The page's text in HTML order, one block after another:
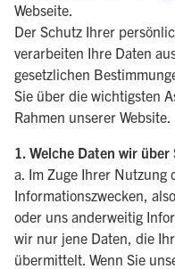
Webseite.
Der Schutz Ihrer
verarbeiten Ihre Daten
gesetzlichen
Sie über die wichtigsten
Rahmen unserer Website.
1. Welche Daten wir
a. Im Zuge Ihrer Nutzung
Informationszwecken,
oder uns anderweitig
wir nur jene Daten, die
übermittelt. Wenn Sie